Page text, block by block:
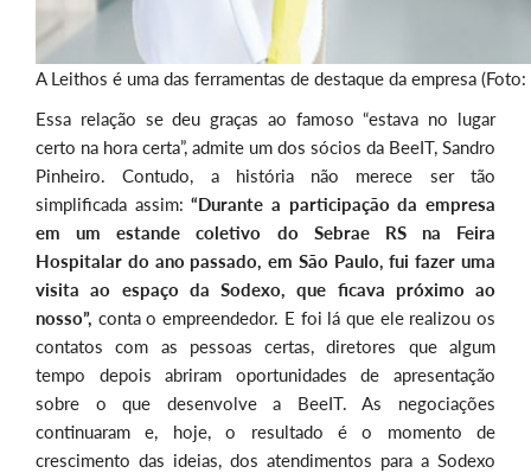
A Leithos é uma das ferramentas de destaque da empresa
Essa relação se deu graças ao famoso “estava no lugar
certo na hora certa”, admite um dos sócios da BeeIT, Sandro
Pinheiro. Contudo, a história não merece ser tão
simplificada assim:“Durante a participação da empresa
em um estande coletivo do Sebrae RS na Feira
Hospitalar do ano passado, em São Paulo, fui fazer uma
visita ao espaço da Sodexo, que ficava próximo ao
nosso”, conta o empreendedor. E foi lá que ele realizou os
contatos com as pessoas certas, diretores que algum
tempo depois abriram oportunidades de apresentação
sobre o que desenvolve a BeeIT. As negociações
continuaram e, hoje, o resultado é o momento de
crescimento das ideias, dos atendimentos para a Sodexo